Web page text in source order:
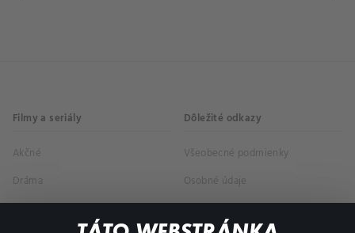
Filmy a seriály
Akčné
Dráma
Dokumentárne
Dôležité odkazy
Všeobecné podmienky
Osobné údaje